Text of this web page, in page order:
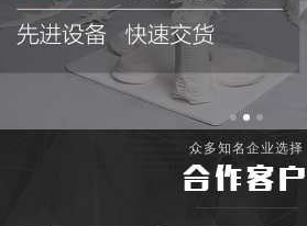
众多知名企业选择
合作客户